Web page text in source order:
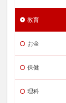
教育
お金
保健
理科